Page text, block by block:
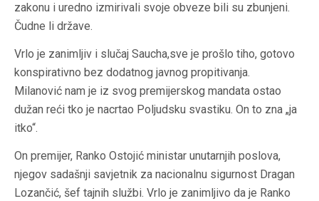
zakonu i uredno izmirivali svoje obveze bili su zbunjeni.
Čudne li države.
Vrlo je zanimljiv i slučaj Saucha,sve je prošlo tiho, gotovo
konspirativno bez dodatnog javnog propitivanja.
Milanović nam je iz svog premijerskog mandata ostao
dužan reći tko je nacrtao Poljudsku svastiku. On to zna „ja
itko“.
On premijer, Ranko Ostojić ministar unutarnjih poslova,
njegov sadašnji savjetnik za nacionalnu sigurnost Dragan
Lozančić, šef tajnih službi. Vrlo je zanimljivo da je Ranko